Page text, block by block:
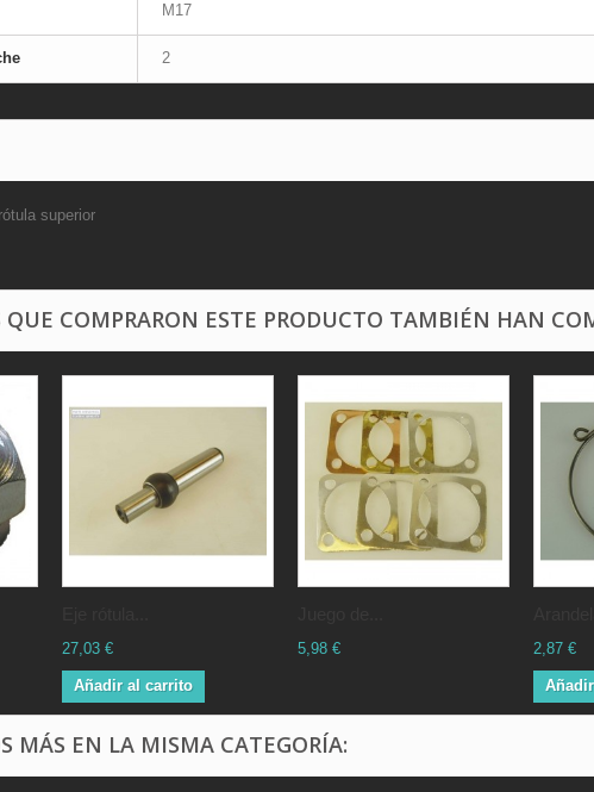
M17
2
superior
QUE COMPRARON ESTE PRODUCTO TAMBIÉN HAN
27,03 €
Añadir al carrito
5,98 € 2,87 €
MÁS EN LA MISMA CATEGORÍA: